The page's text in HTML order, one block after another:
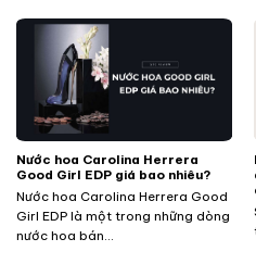
Nước hoa Carolina Herrera
Good Girl EDP giá bao nhiêu?
Nước hoa Carolina Herrera Good
Girl EDP là một trong những dòng
nước hoa bán...